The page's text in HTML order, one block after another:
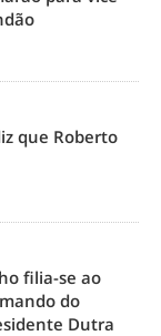
que Roberto
filia-se ao
do
Dutra